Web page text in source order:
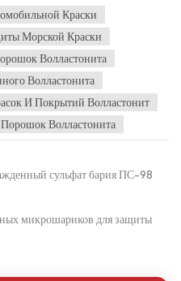
Краски
Морской Краски
Волластонита
Волластонита
И Покрытий Волластонит
Волластонита
сульфат бария ПС-98
микрошариков для защиты